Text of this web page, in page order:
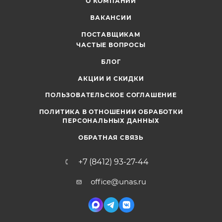
ВАКАНСИИ
ПОСТАВЩИКАМ
ЧАСТЫЕ ВОПРОСЫ
БЛОГ
АКЦИИ И СКИДКИ
ПОЛЬЗОВАТЕЛЬСКОЕ СОГЛАШЕНИЕ
ПОЛИТИКА В ОТНОШЕНИИ ОБРАБОТКИ
ПЕРСОНАЛЬНЫХ ДАННЫХ
ОБРАТНАЯ СВЯЗЬ
+7 (8412) 93-27-44
office@unas.ru